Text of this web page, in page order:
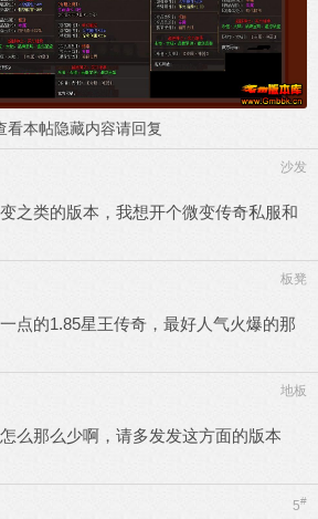
看本帖隐藏内容请回复
沙发
之类的版本，我想开个微变传奇私服和
板凳
点的1.85星王传奇，最好人气火爆的那
地板
么那么少啊，请多发发这方面的版本
5#